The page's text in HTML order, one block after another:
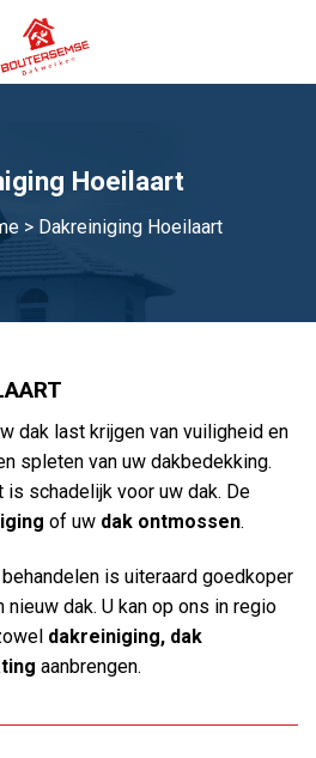
Hoeilaart
> Dakreiniging Hoeilaart
dak last krijgen van vuiligheid en
spleten van uw dakbedekking.
schadelijk voor uw dak. De
of uw dak ontmossen.
is uiteraard goedkoper
nieuw dak. U kan op ons in regio
dakreiniging, dak
aanbrengen.